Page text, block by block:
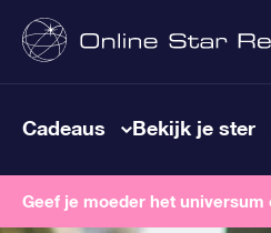
Cadeaus Bekijk je ster
Geef je moeder het universum